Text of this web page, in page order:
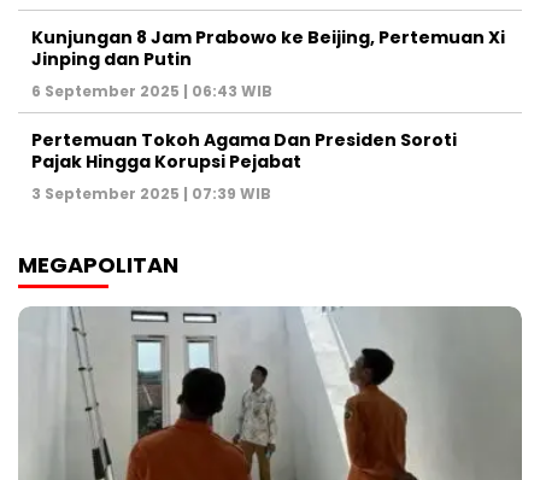
Kunjungan 8 Jam Prabowo ke Beijing, Pertemuan Xi
Jinping dan Putin
6 September 2025 | 06:43 WIB
Pertemuan Tokoh Agama Dan Presiden Soroti
Pajak Hingga Korupsi Pejabat
3 September 2025 | 07:39 WIB
MEGAPOLITAN